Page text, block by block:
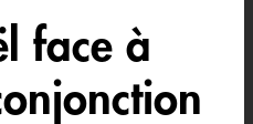
face à